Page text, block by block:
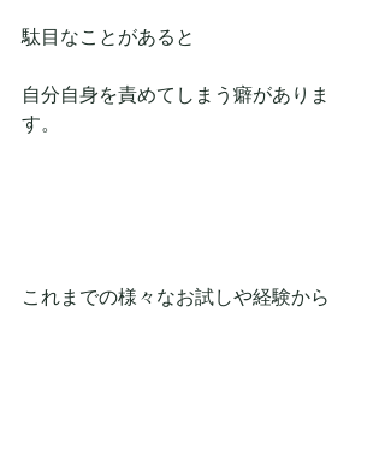
駄目なことがあると
自分自身を責めてしまう癖がありま
す。
これまでの様々なお試しや経験から